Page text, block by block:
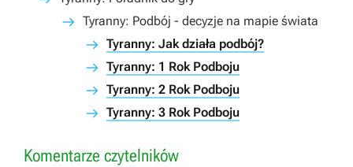
Tyranny: Podbój - decyzje na mapie świata
Tyranny: Jak działa podbój?
Tyranny: 1 Rok Podboju
Tyranny: 2 Rok Podboju
Tyranny: 3 Rok Podboju
Komentarze czytelników